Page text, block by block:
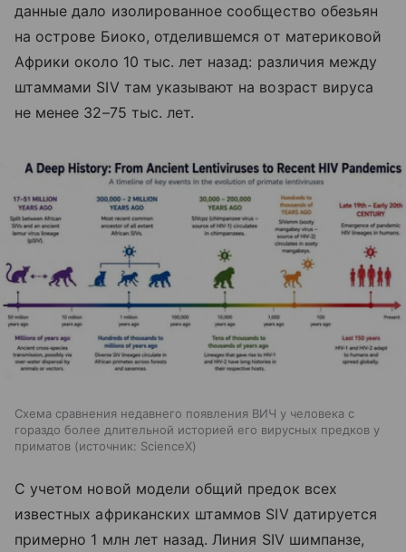
данные дало изолированное сообщество обезьян
на острове Биоко, отделившемся от материковой
Африки около 10 тыс. лет назад: различия между
штаммами SIV там указывают на возраст вируса
не менее 32–75 тыс. лет.
Схема сравнения недавнего появления ВИЧ у человека с
гораздо более длительной историей его вирусных предков у
приматов
источник: ScienceX
С учетом новой модели общий предок всех
известных африканских штаммов SIV датируется
примерно 1 млн лет назад. Линия SIV шимпанзе,